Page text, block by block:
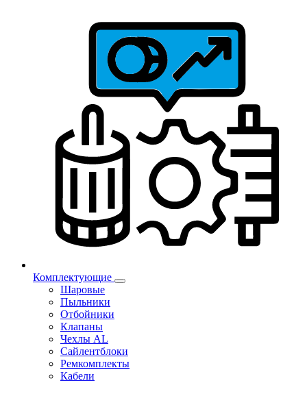
Комплектующие
Шаровые
Пыльники
Отбойники
Клапаны
Чехлы AL
Сайлентблоки
Ремкомплекты
Кабели